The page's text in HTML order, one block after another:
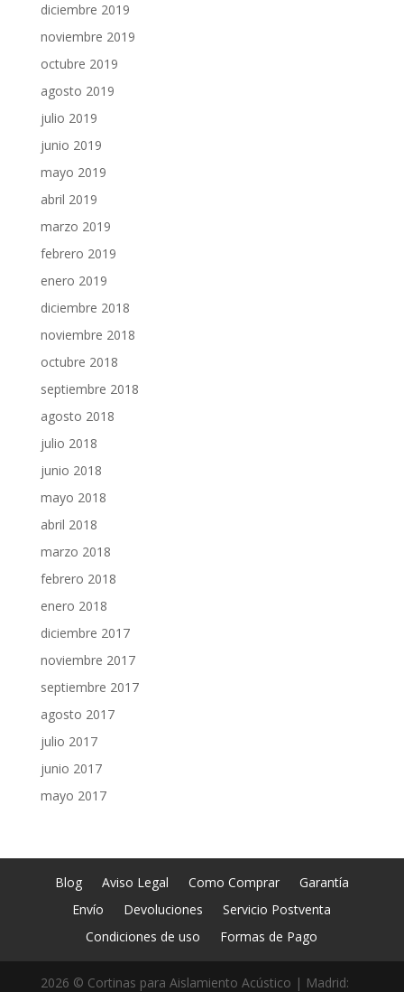
diciembre 2019
noviembre 2019
octubre 2019
agosto 2019
julio 2019
junio 2019
mayo 2019
abril 2019
marzo 2019
febrero 2019
enero 2019
diciembre 2018
noviembre 2018
octubre 2018
septiembre 2018
agosto 2018
julio 2018
junio 2018
mayo 2018
abril 2018
marzo 2018
febrero 2018
enero 2018
diciembre 2017
noviembre 2017
septiembre 2017
agosto 2017
julio 2017
junio 2017
mayo 2017
Blog Aviso Legal Como Comprar
Garantía
Envío
Devoluciones
Servicio Postventa
Condiciones de uso
Formas de Pago
2026 © Cortinas para Aislamiento Acústico | Madrid: